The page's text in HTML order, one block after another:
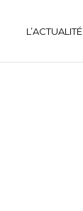
L’ACTUALITÉ